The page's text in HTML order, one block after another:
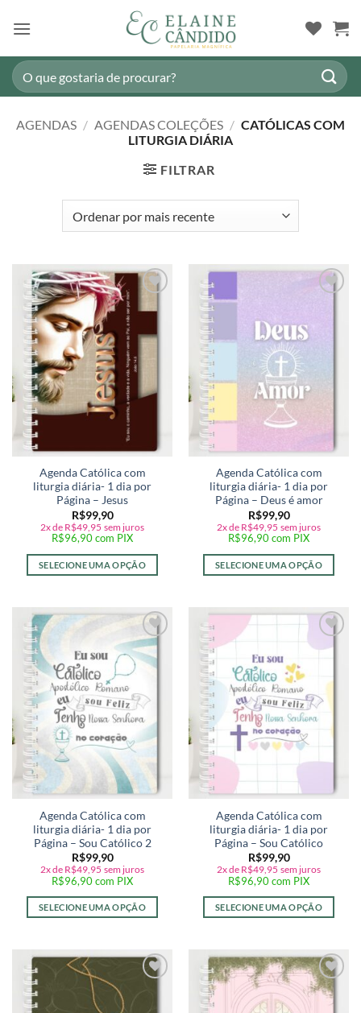
Pesquisar
por:
AGENDAS / AGENDAS COLEÇÕES / CATÓLICAS COM
LITURGIA DIÁRIA
FILTRAR
Adicionar
a lista de
desejos
Agenda Católica com
liturgia diária- 1 dia por
Página – Jesus
R$99,90
2x de R$49,95 sem juros
R$96,90com PIX
SELECIONE UMA OPÇÃO
desejos
Agenda Católica com
liturgia diária- 1 dia por
Página – Deus é amor
R$99,90
2x de R$49,95 sem juros
R$96,90com PIX
SELECIONE UMA OPÇÃO
Adicionar
a lista de
desejos
Agenda Católica com
liturgia diária- 1 dia por
Página – Sou Católico 2
R$99,90
2x de R$49,95 sem juros
R$96,90com PIX
SELECIONE UMA OPÇÃO
Adicionar
Agenda Católica com
liturgia diária- 1 dia por
Página – Sou Católico
R$99,90
2x de R$49,95 sem juros
R$96,90com PIX
SELECIONE UMA OPÇÃO
Adicionar
a lista de